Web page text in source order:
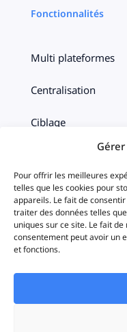
Pour offrir les meilleures
telles que les cookies pour
appareils. Le fait de
traiter des données telles
uniques sur ce site. Le fait
consentement peut avoir un
et fonctions.
Fonctionnalités
Multi plateformes
Centralisation
Ciblage
Statistiques
iAds